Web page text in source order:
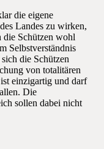
die eigene
Landes zu wirken,
die Schützen wohl
Selbstverständnis
die Schützen
von totalitären
einzigartig und darf
Die
sollen dabei nicht